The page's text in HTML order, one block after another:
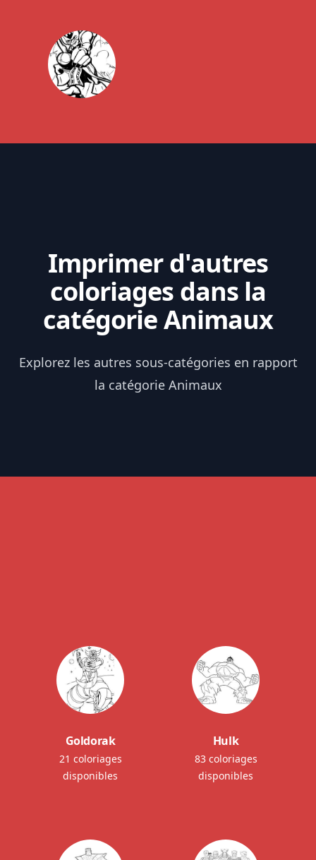
Imprimer d'autres
coloriages dans la
catégorie Animaux
Explorez les autres sous-catégories en rapport
la catégorie Animaux
Goldorak
21 coloriages
disponibles
Hulk
83 coloriages
disponibles